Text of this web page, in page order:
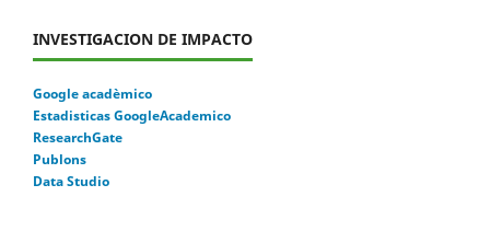
INVESTIGACION DE IMPACTO
Google acadèmico
Estadisticas GoogleAcademico
ResearchGate
Publons
Data Studio